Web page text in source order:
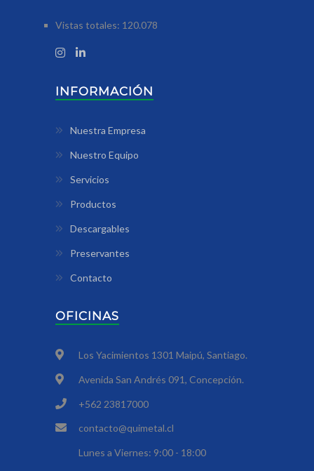
Vistas totales: 120.078
INFORMACIÓN
Nuestra Empresa
Nuestro Equipo
Servicios
Productos
Descargables
Preservantes
Contacto
OFICINAS
Los Yacimientos 1301 Maipú, Santiago.
Avenida San Andrés 091, Concepción.
+562 23817000
contacto@quimetal.cl
Lunes a Viernes: 9:00 - 18:00